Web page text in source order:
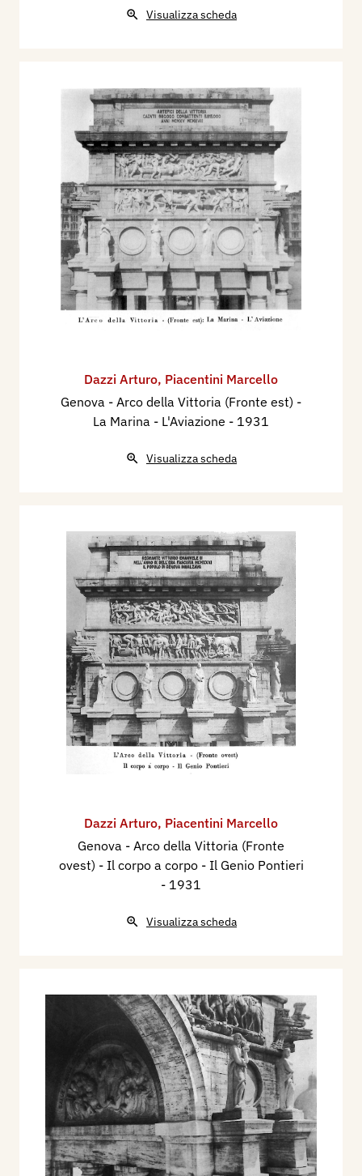
Visualizza scheda
Dazzi Arturo, Piacentini Marcello
Genova - Arco della Vittoria (Fronte est) -
La Marina - L'Aviazione - 1931
Visualizza scheda
Dazzi Arturo, Piacentini Marcello
Genova - Arco della Vittoria (Fronte
ovest) - Il corpo a corpo - Il Genio Pontieri
- 1931
Visualizza scheda